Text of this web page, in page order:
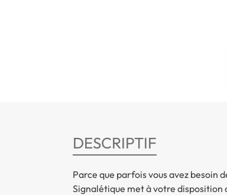
DESCRIPTIF
Parce que parfois vous avez besoin
Signalétique met à votre disposition